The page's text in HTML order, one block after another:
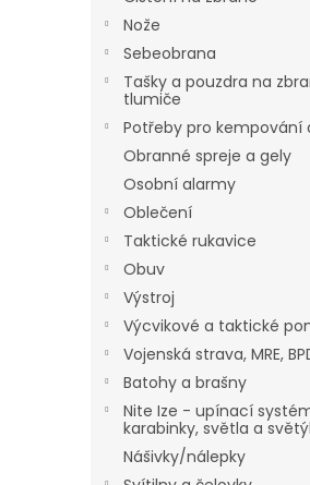
Nože
Sebeobrana
Tašky a pouzdra na
tlumiče
Potřeby pro kempování
Obranné spreje a gely
Osobní alarmy
Oblečení
Taktické rukavice
Obuv
Výstroj
Výcvikové a taktické
Vojenská strava, MRE,
Batohy a brašny
Nite Ize - upínací
karabinky, světla a
Nášivky/nálepky